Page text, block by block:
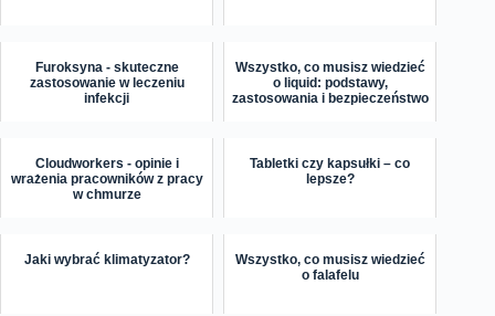
Furoksyna - skuteczne
zastosowanie w leczeniu
infekcji
Wszystko, co musisz wiedzieć
o liquid: podstawy,
zastosowania i bezpieczeństwo
Cloudworkers - opinie i
wrażenia pracowników z pracy
w chmurze
Tabletki czy kapsułki – co
lepsze?
Jaki wybrać klimatyzator?
Wszystko, co musisz wiedzieć
o falafelu